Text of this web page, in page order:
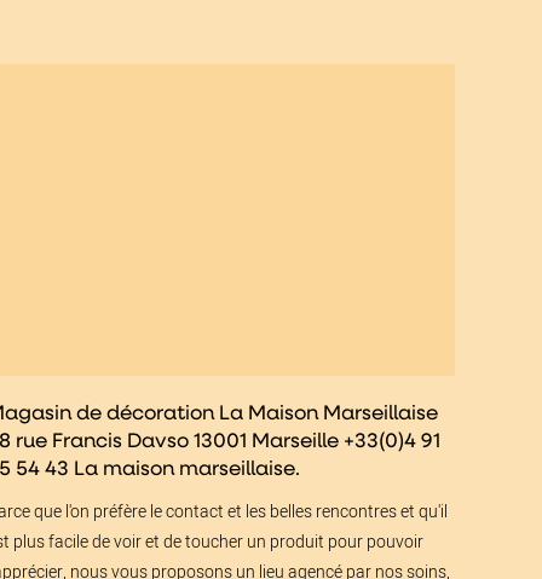
de décoration La Maison Marseillaise
rue Francis Davso 13001 Marseille +33(0)4 91
54 43 La maison marseillaise.
que l'on préfère le contact et les belles rencontres et qu'il
plus facile de voir et de toucher un produit pour pouvoir
nous vous proposons un lieu agencé par nos soins,